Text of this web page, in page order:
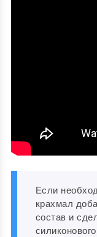
Если
крахмал
состав и